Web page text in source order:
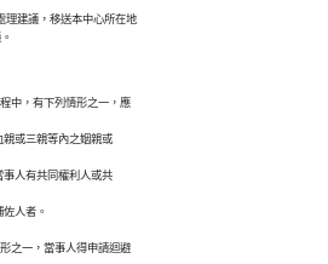
理建議，移送本中心所在地
中，有下列情形之一，應
親或三親等內之姻親或
事人有共同權利人或共
佐人者。
之一，當事人得申請迴避